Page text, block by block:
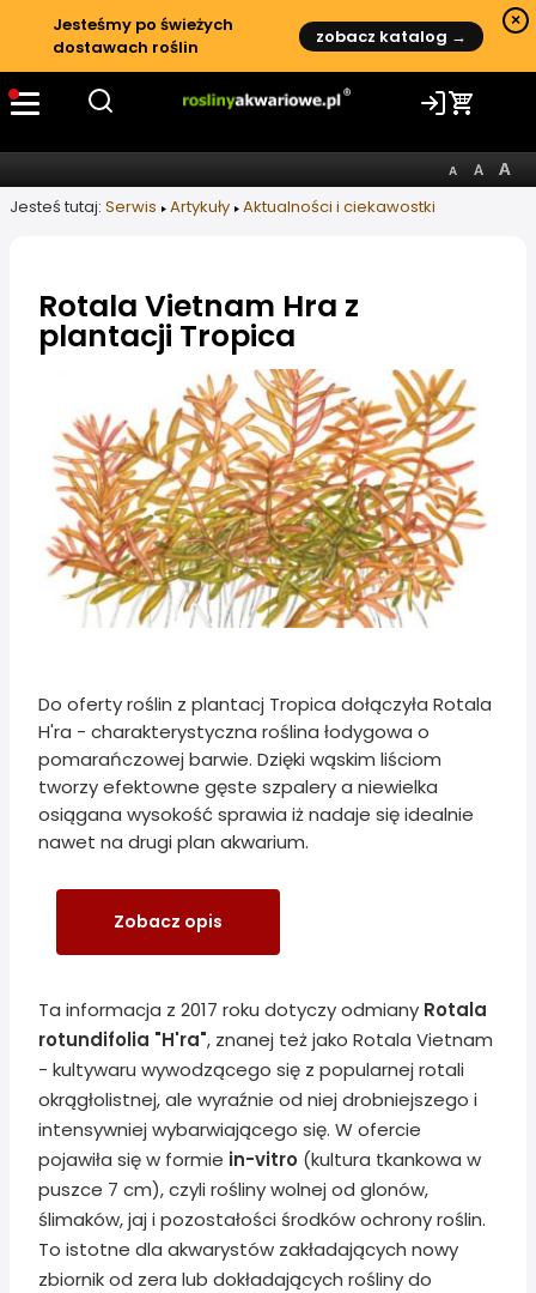
Jesteśmy po świeżych
dostawach roślin
zobacz katalog →
×
Jesteś tutaj: Serwis Artykuły Aktualności i ciekawostki
Rotala Vietnam Hra z
plantacji Tropica
Do oferty roślin z plantacj Tropica dołączyła Rotala
H'ra - charakterystyczna roślina łodygowa o
pomarańczowej barwie. Dzięki wąskim liściom
tworzy efektowne gęste szpalery a niewielka
osiągana wysokość sprawia iż nadaje się idealnie
nawet na drugi plan akwarium.
Zobacz opis
Ta informacja z 2017 roku dotyczy odmiany Rotala
rotundifolia "H'ra", znanej też jako Rotala Vietnam
- kultywaru wywodzącego się z popularnej rotali
okrągłolistnej, ale wyraźnie od niej drobniejszego i
intensywniej wybarwiającego się. W ofercie
pojawiła się w formie in-vitro (kultura tkankowa w
puszce 7 cm), czyli rośliny wolnej od glonów,
ślimaków, jaj i pozostałości środków ochrony roślin.
To istotne dla akwarystów zakładających nowy
zbiornik od zera lub dokładających rośliny do